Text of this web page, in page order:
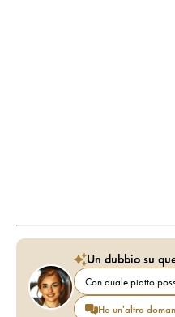
Un dubbio su
Con quale piatto
Ho un'altra